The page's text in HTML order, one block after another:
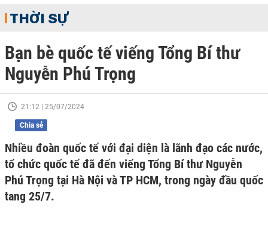
THỜI SỰ
Bạn bè quốc tế viếng Tổng Bí thư
Nguyễn Phú Trọng
21:12 | 25/07/2024
Chia sẻ
Nhiều đoàn quốc tế với đại diện là lãnh đạo các nước,
tổ chức quốc tế đã đến viếng Tổng Bí thư Nguyễn
Phú Trọng tại Hà Nội và TP HCM, trong ngày đầu quốc
tang 25/7.